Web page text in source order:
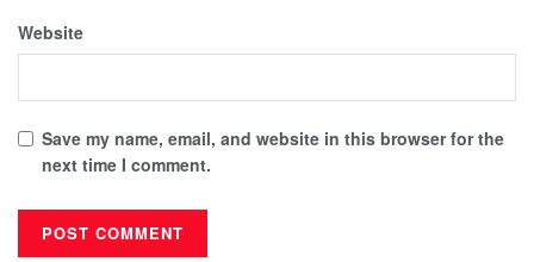
Website
Save my name, email, and website in this browser for the
next time I comment.